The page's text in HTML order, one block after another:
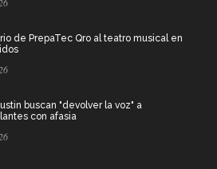
de PrepaTec Qro al teatro musical en
buscan "devolver la voz" a
con afasia